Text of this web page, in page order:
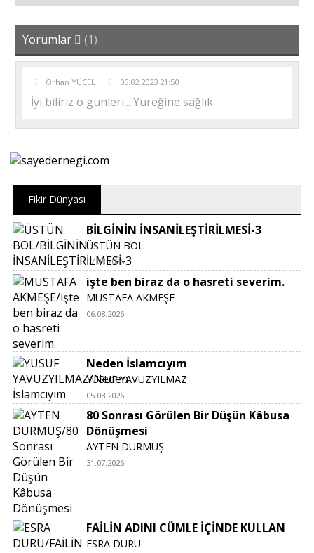
Yorumlar (1)
Orhan YÜCEL | 05.02.2023 21:50
İyi biliriz o günleri... Yüreğine sağlık
Fikir Dünyası
BİLGİNİN İNSANİLEŞTİRİLMESİ-3
ÜSTÜN BOL
07.08.2026
işte ben biraz da o hasreti severim.
MUSTAFA AKMEŞE
06.08.2026
Neden İslamcıyım
YUSUF YAVUZYILMAZ
05.08.2026
80 Sonrası Görülen Bir Düşün Kâbusa
Dönüşmesi
AYTEN DURMUŞ
31.07.2026
FAİLİN ADINI CÜMLE İÇİNDE KULLAN
ESRA DURU